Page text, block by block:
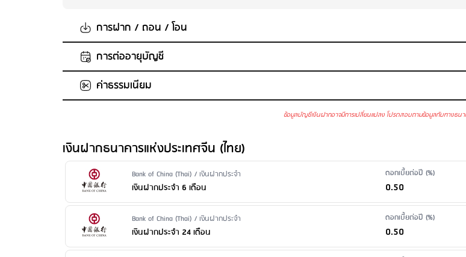
การฝาก / ถอน / โอน
จำนวนเงินในการฝากขั้นต่ำต่อครั้ง
จำนวนเงินในการฝากสูงสุด
ฝากเพิ่มในบัญชีเดิม
การต่ออายุบัญชี
ต่ออายุเงินฝากเป็นประเภทเดิม
ค่าธรรมเนียม
ค่าบริการแจ้งยอดเงินและความเคลื่อนไหวของบัญชีผ่าน SMS
ค่าธรรมเนียมออกสมุดคู่ฝากใหม่: 100 บาท/เล่ม
ค่าธรรมเนียมขอใบแสดงรายการเคลื่อนไหวทางบัญชีเงินฝาก ผ่านสาขา: ไม่มีบริการ
ค่าธรรมเนียมปิดบัญชี: ไม่มีค่าธรรมเนียม
ข้อมูลบัญชีเงินฝากอาจมีการเปลี่ยนแปลง โปรดสอบถามข้อมูลกับทางธน
เงินฝากธนาคารแห่งประเทศจีน (ไทย)
Issuer Name / Financial Product Type
Bank of China (Thai) / เงินฝากประจำ
เงินฝากประจำ 6 เดือน
ดอกเบี้ยต่อปี (%)
0.50
Issuer Name / Financial Product Type
Bank of China (Thai) / เงินฝากประจำ
เงินฝากประจำ 24 เดือน
ดอกเบี้ยต่อปี (%)
0.50